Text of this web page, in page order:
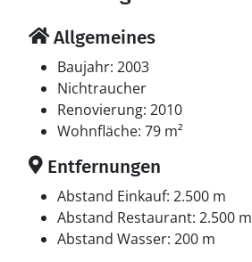
Allgemeines
Baujahr: 2003
Nichtraucher
Renovierung: 2010
Wohnfläche: 79 m²
Entfernungen
Abstand Einkauf: 2.500 m
Abstand Restaurant: 2.500 m
Abstand Wasser: 200 m